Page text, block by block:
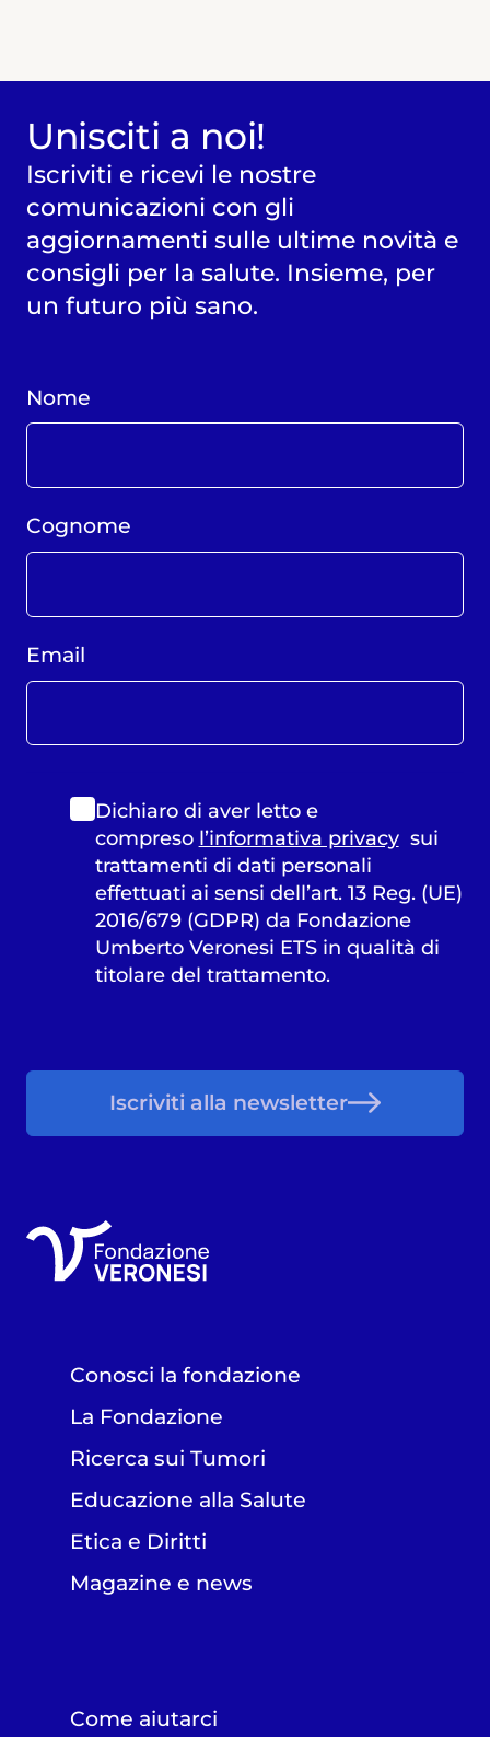
Unisciti a noi!
Iscriviti e ricevi le nostre
comunicazioni con gli
aggiornamenti sulle ultime novità e
consigli per la salute. Insieme, per
un futuro più sano.
Nome
Cognome
Email
Dichiaro di aver letto e
compreso l’informativa privacysui
trattamenti di dati personali
effettuati ai sensi dell’art. 13 Reg. (UE)
2016/679 (GDPR) da Fondazione
Umberto Veronesi ETS in qualità di
titolare del trattamento.
Iscriviti alla newsletter
Conosci la fondazione
La Fondazione
Ricerca sui Tumori
Educazione alla Salute
Etica e Diritti
Magazine e news
Come aiutarci